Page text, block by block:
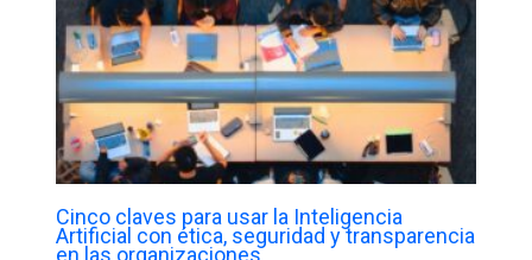
Cinco claves para usar la Inteligencia
Artificial con ética, seguridad y transparencia
en las organizaciones